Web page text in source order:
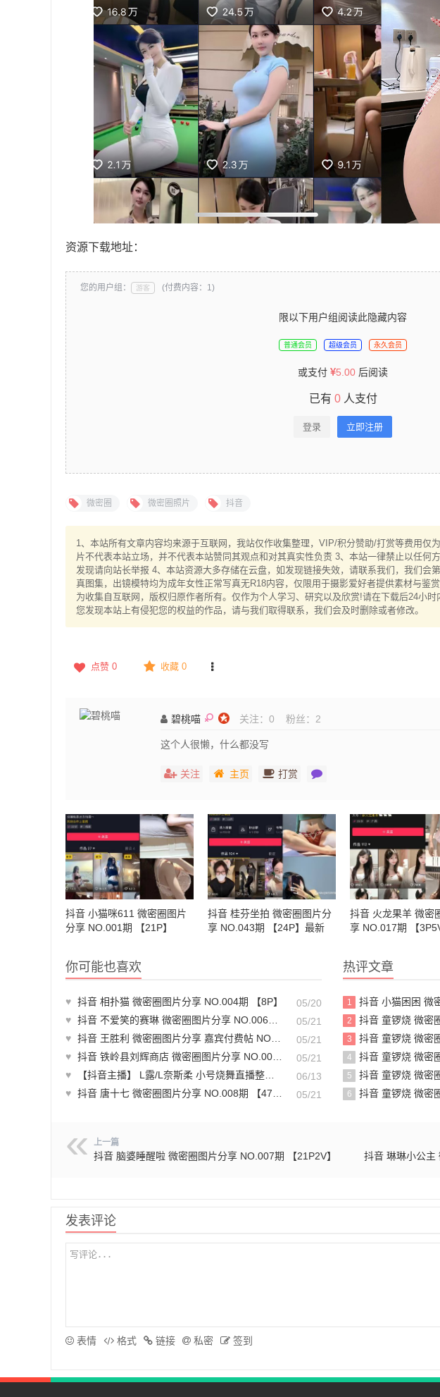
资源下载地址：
您的用户组： 游客 (付费内容：1)
限以下用户组阅读此隐藏内容
普通会员 超级会员 永久会员
或支付 5.00 后阅读
已有 0人支付
登录 立即注册
微密圈 微密圈照片 抖音
1、本站所有文章内容均来源于互联网，我站仅作收集整理，VIP/积分赞助/打赏等费用仅
片不代表本站立场，并不代表本站赞同其观点和对其真实性负责 3、本站一律禁止以任何
发现请向站长举报 4、本站资源大多存储在云盘，如发现链接失效，请联系我们，我们会
真图集，出镜模特均为成年女性正常写真无R18内容，仅限用于摄影爱好者提供素材与鉴
为收集自互联网，版权归原作者所有。仅作为个人学习、研究以及欣赏!请在下载后24小
您发现本站上有侵犯您的权益的作品，请与我们取得联系，我们会及时删除或者修改。
点赞 0 收藏 0
碧桃喵 关注： 0 粉丝： 2
这个人很懒，什么都没写
关注 主页 打赏
抖音 小猫咪611 微密圈图片
分享 NO.001期 【21P】
抖音 桂芬坐拍 微密圈图片分
享 NO.043期 【24P】最新
抖音 火龙果羊 微密
享 NO.017期 【
你可能也喜欢
♥ 抖音 相扑猫 微密圈图片分享 NO.004期 【8P】
05/20
♥ 抖音 不爱笑的赛琳 微密圈图片分享 NO.006期 【32P7V 最新至：2023.9.11
05/21
♥ 抖音 王胜利 微密圈图片分享 嘉宾付费帖 NO.015期 【12P2V】最新至：2023.8.23
05/21
♥ 抖音 铁岭县刘辉商店 微密圈图片分享 NO.005期 【8P】最新至：2023.10.22
05/21
♥
【抖音主播】 L露/L奈斯柔 小号烧舞直播整活 无水印（18v/601m）-下载观看
06/13
♥ 抖音 唐十七 微密圈图片分享 NO.008期 【47P】 05/21
热评文章
1 抖音 小猫困困 微密圈图片分享
2 抖音 童锣烧 微密圈图片分
3 抖音 童锣烧 微密圈图片分
4 抖音 童锣烧 微密圈
5 抖音 童锣烧 微密圈
6 抖音 童锣烧 微密圈图片分
上一篇
抖音 脑婆睡醒啦 微密圈图片分享 NO.007期 【21P2V】 抖音 琳琳小公主
发表评论
表情 格式 链接 私密 签到